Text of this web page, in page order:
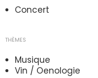
Concert
THÈMES
Musique
Vin / Oenologie